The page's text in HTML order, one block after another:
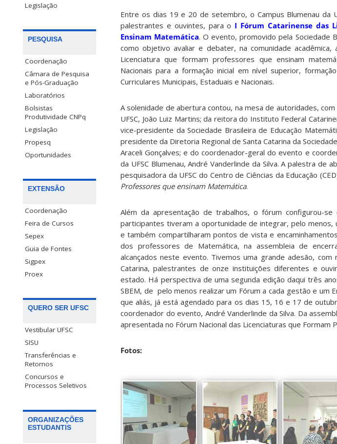
Legislação
PESQUISA
Coordenação
Câmara de Pesquisa
e Pós-Graduação
Laboratórios
Bolsistas
Produtividade CNPq
Legislação
Propesq
Oportunidades
EXTENSÃO
Coordenação
Feira de Cursos
Sepex
Guia de Fontes
Sigpex
Proex
QUERO SER UFSC
Vestibular UFSC
SISU
Transferências e
Retornos
Concursos e
Processos Seletivos
ORGANIZAÇÕES
ESTUDANTIS
Entre os dias 19 e 20 de setembro, o Campus Blumenau da
palestrantes e ouvintes, para o I Fórum Catarinense das
Ensinam Matemática. O evento, promovido pela Sociedade
como objetivo avaliar e debater, na comunidade
Licenciatura que formam professores que ensinam
Nacionais para a formação inicial em nível superior,
Curriculares Municipais, Estaduais e Nacionais.
A solenidade de abertura contou, na mesa de autoridades,
UFSC, João Luiz Martins; da reitora do Instituto Federal
vice-presidente da Sociedade Brasileira de Educação
presidente da Diretoria Regional de Santa Catarina da
Araceli Gonçalves; e do coordenador-geral do evento e
da UFSC Blumenau, André Vanderlinde da Silva. A palestra de
pesquisadora da UFSC do Centro de Ciências da Educação
Professores que ensinam Matemática.
Além da apresentação de trabalhos, o fórum configurou-
participantes tiveram a oportunidade de integrar, pelo menos,
e também compartilharam pontos de vista e
dos professores de Matemática, na assembleia de
alcançados neste evento. Tivemos uma grande adesão,
Catarina, palestrantes de onze instituições diferentes e
estado. Há perspectiva de uma segunda edição daqui três
SBEM, de pelo menos realizar um Fórum a cada gestão e um
que aliás, já está agendado para os dias 15, 16 e 17 de
coordenador do evento, André Vanderlinde da Silva. Da
apresentada no Fórum Nacional das Licenciaturas que Formam
Fotos: